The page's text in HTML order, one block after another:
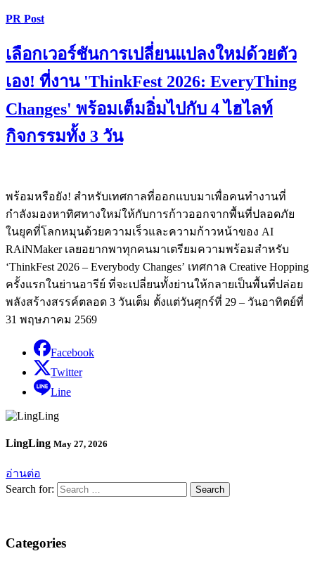
PR Post
เลือกเวอร์ชันการเปลี่ยนแปลงใหม่ด้วยตัว
เอง! ที่งาน 'ThinkFest 2026: EveryThing
Changes' พร้อมเต็มอิ่มไปกับ 4 ไฮไลท์
กิจกรรมทั้ง 3 วัน
พร้อมหรือยัง! สำหรับเทศกาลที่ออกแบบมาเพื่อคนทำงานที่
กำลังมองหาทิศทางใหม่ให้กับการก้าวออกจากพื้นที่ปลอดภัย
ในยุคที่โลกหมุนด้วยความเร็วและความก้าวหน้าของ AI
RAiNMaker เลยอยากพาทุกคนมาเตรียมความพร้อมสำหรับ
‘ThinkFest 2026 – Everybody Changes’ เทศกาล Creative Hopping
ครั้งแรกในย่านอารีย์ ที่จะเปลี่ยนทั้งย่านให้กลายเป็นพื้นที่ปล่อย
พลังสร้างสรรค์ตลอด 3 วันเต็ม ตั้งแต่วันศุกร์ที่ 29 – วันอาทิตย์ที่
31 พฤษภาคม 2569
Facebook
Twitter
Line
LingLing May 27, 2026
อ่านต่อ
Search for:
Categories